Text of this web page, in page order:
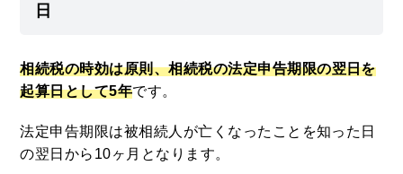
日
相続税の時効は原則、相続税の法定申告期限の翌日を
起算日として5年です。
法定申告期限は被相続人が亡くなったことを知った日
の翌日から10ヶ月となります。